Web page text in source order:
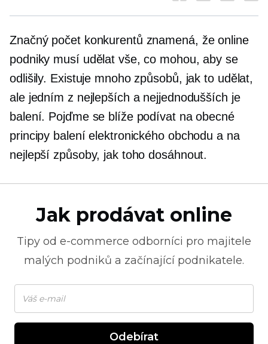
Značný počet konkurentů znamená, že online
podniky musí udělat vše, co mohou, aby se
odlišily. Existuje mnoho způsobů, jak to udělat,
ale jedním z nejlepších a nejjednodušších je
balení. Pojďme se blíže podívat na obecné
principy balení elektronického obchodu a na
nejlepší způsoby, jak toho dosáhnout.
Jak prodávat online
Tipy od e-commerce odborníci pro majitele
malých podniků a začínající podnikatele.
Odebírat